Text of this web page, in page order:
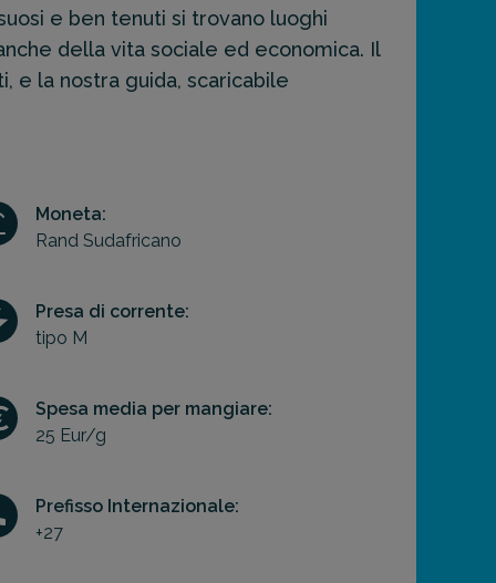
e ben tenuti si trovano luoghi
della vita sociale ed economica. Il
e la nostra guida, scaricabile
Moneta:
Rand Sudafricano
Presa di corrente:
tipo M
Spesa media per mangiare:
25 Eur/g
Prefisso Internazionale:
+27